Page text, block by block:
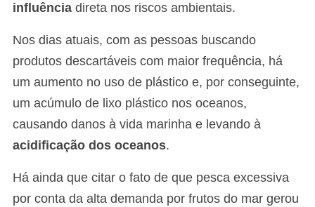
influência direta nos riscos ambientais.
Nos dias atuais, com as pessoas buscando
produtos descartáveis com maior frequência, há
um aumento no uso de plástico e, por conseguinte,
um acúmulo de lixo plástico nos oceanos,
causando danos à vida marinha e levando à
acidificação dos oceanos.
Há ainda que citar o fato de que pesca excessiva
por conta da alta demanda por frutos do mar gerou